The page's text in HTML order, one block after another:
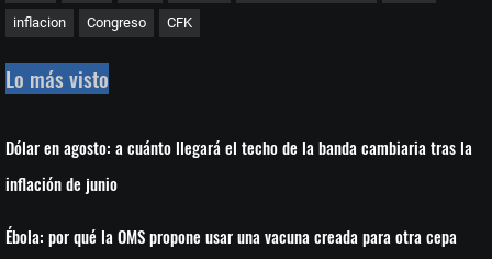
inflacion Congreso CFK
Lo más visto
Dólar en agosto: a cuánto llegará el techo de la banda cambiaria tras la
inflación de junio
Ébola: por qué la OMS propone usar una vacuna creada para otra cepa